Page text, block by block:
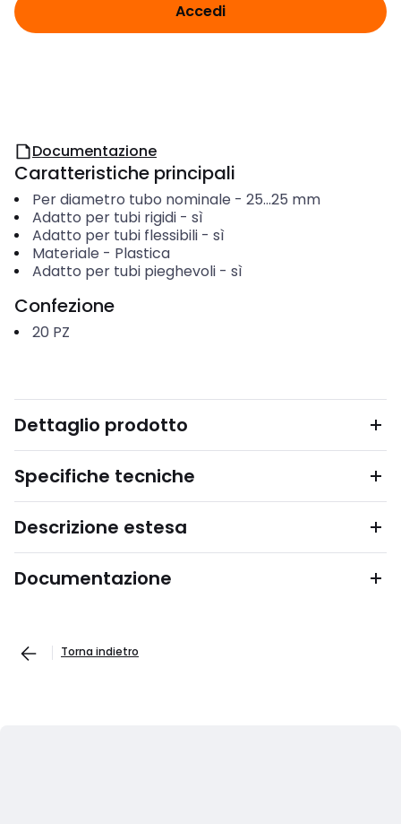
Accedi
Documentazione
Caratteristiche principali
Per diametro tubo nominale - 25...25 mm
Adatto per tubi rigidi- sì
Adatto per tubi flessibili- sì
Materiale - Plastica
Adatto per tubi pieghevoli- sì
Confezione
20 PZ
Dettaglio prodotto
Specifiche tecniche
Descrizione estesa
Documentazione
Torna indietro